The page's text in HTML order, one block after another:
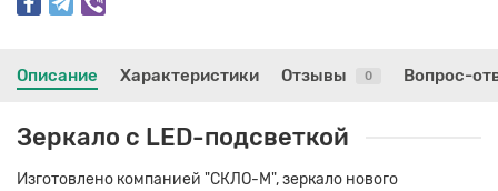
Описание Характеристики Отзывы 0 Вопрос-
Зеркало с LED-подсветкой
Изготовлено компанией "СКЛО-М", зеркало нового